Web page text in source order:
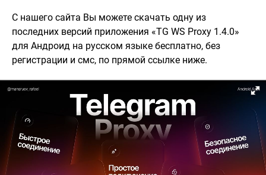
С нашего сайта Вы можете скачать одну из
последних версий приложения «TG WS Proxy 1.4.0»
для Андроид на русском языке бесплатно, без
регистрации и смс, по прямой ссылке ниже.